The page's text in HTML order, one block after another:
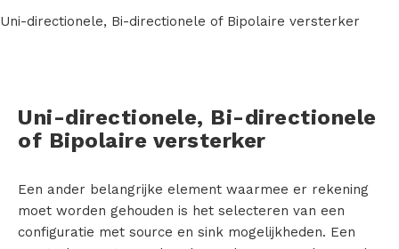
p
Uni-directionele, Bi-directionele of Bipolaire versterker
Uni-directionele, Bi-directionele
of Bipolaire versterker
Een ander belangrijke element waarmee er rekening
moet worden gehouden is het selecteren van een
configuratie met source en sink mogelijkheden. Een